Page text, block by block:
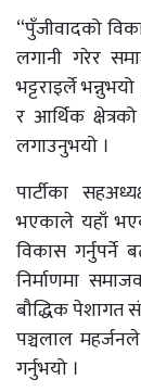
“पुँजीवादको
लगानी गरेर
भट्टराइर्ले
र आर्थिक
लगाउनुभयो ।
पार्टीका
भएकाले यहाँ
विकास गर्नुपर्ने
निर्माणमा
बौद्धिक पेशागत
पञ्चलाल
गर्नुभयो ।